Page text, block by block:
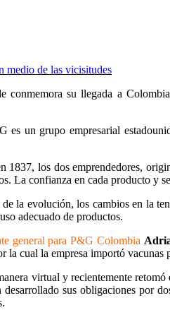
conmemora su llegada a
un grupo empresarial
1837, los dos emprendedores,
La confianza en cada producto y
la evolución, los cambios en la
adecuado de productos.
general para P&G Colombia
cual la empresa importó vacunas
virtual y recientemente
sus obligaciones por